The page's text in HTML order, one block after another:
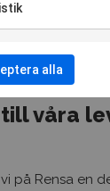
alla
våra
på Rensa en